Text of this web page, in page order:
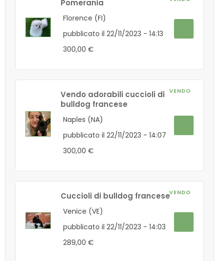
Pomerania
Florence (FI)
pubblicato il 22/11/2023 - 14:13
300,00 €
VENDO
Vendo adorabili cuccioli di
bulldog francese
Naples (NA)
pubblicato il 22/11/2023 - 14:07
300,00 €
VENDO
Cuccioli di bulldog francese
Venice (VE)
pubblicato il 22/11/2023 - 14:03
289,00 €